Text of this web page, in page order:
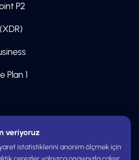
P2
Plan 1
veriyoruz
istatistiklerini anonim ölçmek için